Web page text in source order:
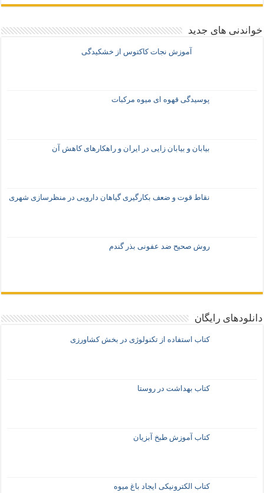
خواندنی های جدید
آموزش نجات کاکتوس از خشکیدگی
پوسیدگی قهوه ای میوه مرکبات
بیابان و بیابان زایی در ایران و راهکارهای کاهش آن
نقاط قوت و ضعف بکارگیری گیاهان دارویی در منظرسازی شهری
روش صحیح ضد عفونی بذر گندم
دانلودهای رایگان
کتاب استفاده از تکنولوژی در بخش کشاورزی
کتاب بهداشت در روستا
کتاب آموزش طبخ آبزیان
کتاب الکترونیکی ایجاد باغ میوه